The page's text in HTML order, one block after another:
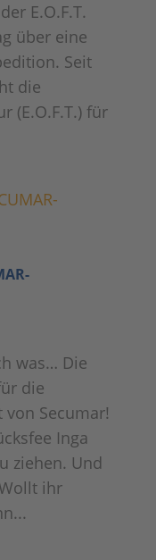
E.O.F.T.
über eine
Seit
die
(E.O.F.T.) für
was… Die
die
Secumar!
Inga
ziehen. Und
ihr